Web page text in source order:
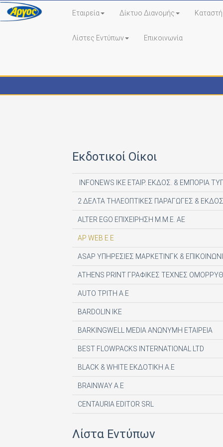
Εταιρεία Δίκτυο Διανομής
Λίστες Εντύπων Επικοινωνία
Εκδοτικοί Οίκοι
INFONEWS ΙΚΕ ΕΤΑΙΡ. ΕΚΔΟΣ. & ΕΜΠΟΡΙΑ
2 ΔΕΛΤΑ ΤΗΛΕΟΠΤΙΚΕΣ ΠΑΡΑΓΩΓΕΣ &
ALTER EGO ΕΠΙΧΕΙΡΗΣΗ Μ.Μ.Ε. ΑΕ
AP WEB Ε Ε
ASAP ΥΠΗΡΕΣΙΕΣ ΜΑΡΚΕΤΙΝΓΚ &
ATHENS PRINT ΓΡΑΦΙΚΕΣ ΤΕΧΝΕΣ
AUTO ΤΡΙΤΗ Α.Ε
BARDOLIN ΙΚΕ
BARKINGWELL MEDIA ΑΝΩΝΥΜΗ ΕΤΑΙΡΕΙΑ
BEST FLOWPACKS INTERNATIONAL LTD
BLACK & WHITE ΕΚΔΟΤΙΚΗ Α.Ε
BRAINWAY A.E
CENTAURIA EDITOR SRL
Λίστα Εντύπων